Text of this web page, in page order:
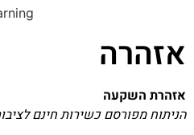
אזהרה
אזהרת השקעה
הניתוח מפורסם כשירות חינם